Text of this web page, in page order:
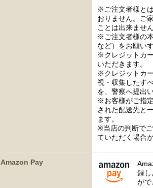
※ご注文者様と
おりません。ご
ことは出来ません
※ご注文者様の
など）をお願い
※クレジットカ
いただきます。
※クレジットカ
視・収集したす
を、警察へ提出
※お客様がご指
された配送先と
ます。
※当店の判断で
ていただく場合
Amazon Pay
録し
がで